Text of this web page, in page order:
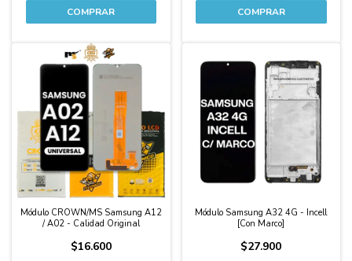
Módulo CROWN/MS Samsung A12
/ A02 - Calidad Original
$16.600
Módulo Samsung A32 4G - Incell
[Con Marco]
$27.900